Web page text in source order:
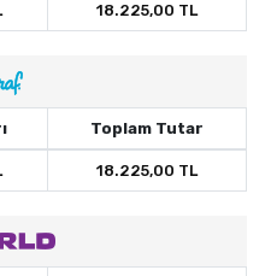
18.225,00 TL
Toplam Tutar
18.225,00 TL